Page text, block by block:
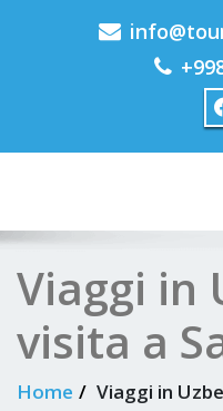
Viaggi in
visita a
Home Viaggi in